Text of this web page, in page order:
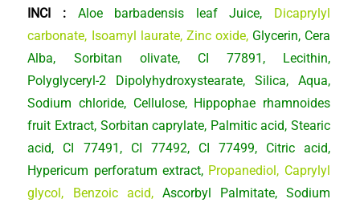
INCI : Aloe barbadensis leaf Juice,
Dicaprylyl
carbonate, Isoamyl laurate, Zinc oxide, Glycerin, Cera
Alba, Sorbitan olivate, CI 77891, Lecithin,
Polyglyceryl-2 Dipolyhydroxystearate, Silica, Aqua,
Sodium chloride, Cellulose, Hippophae rhamnoides
fruit Extract, Sorbitan caprylate, Palmitic acid, Stearic
acid, CI 77491, CI 77492, CI 77499, Citric acid,
Hypericum perforatum extract, Propanediol, Caprylyl
glycol, Benzoic acid,
Ascorbyl Palmitate, Sodium